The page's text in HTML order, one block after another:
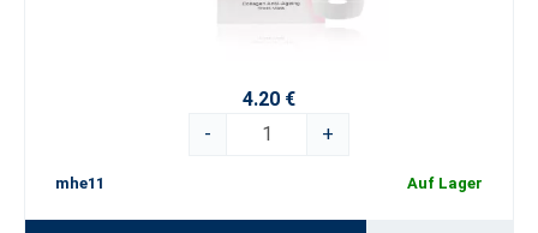
4.20 €
-
+
mhe11 Auf Lager